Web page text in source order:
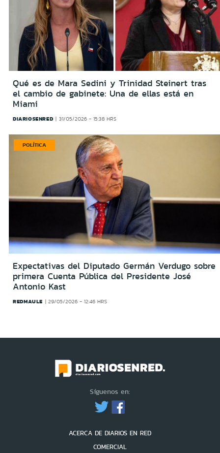
Qué es de Mara Sedini y Trinidad Steinert tras
el cambio de gabinete: Una de ellas está en
Miami
DIARIOSENRED 31/05/2026 - 15:38 HRS
POLÍTICA
Expectativas del Diputado Germán Verdugo sobre
primera Cuenta Pública del Presidente José
Antonio Kast
REDMAULE 29/05/2026 - 12:46 HRS
Síguenos en:
ACERCA DE DIARIOS EN RED
COMERCIAL